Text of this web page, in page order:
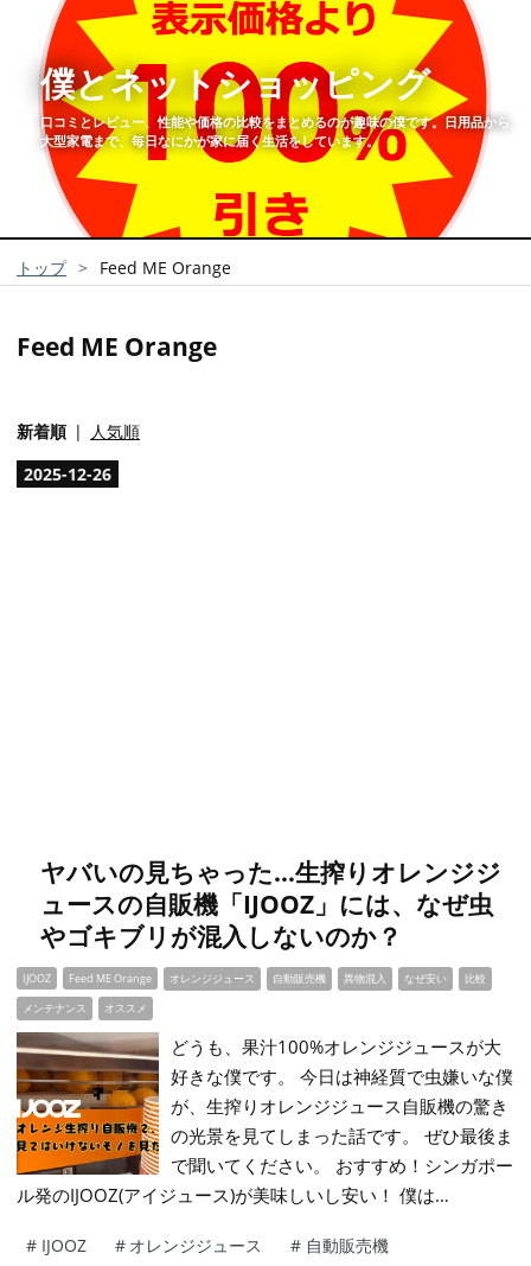
僕とネットショッピング
口コミとレビュー、性能や価格の比較をまとめるのが趣味の僕です。日用品から
大型家電まで、毎日なにかが家に届く生活をしています。
トップ > Feed ME Orange
Feed ME Orange
新着順
人気順
2025-12-26
ヤバいの見ちゃった…生搾りオレンジジ
ュースの自販機「IJOOZ」には、なぜ虫
やゴキブリが混入しないのか？
IJOOZ Feed ME Orange オレンジジュース 自動販売機 異物混入 なぜ安い
比較
メンテナンス
オススメ
どうも、果汁100%オレンジジュースが大
好きな僕です。 今日は神経質で虫嫌いな僕
が、生搾りオレンジジュース自販機の驚き
の光景を見てしまった話です。 ぜひ最後ま
で聞いてください。 おすすめ！シンガポー
ル発のIJOOZ(アイジュース)が美味しいし安い！ 僕は…
# IJOOZ # オレンジジュース # 自動販売機